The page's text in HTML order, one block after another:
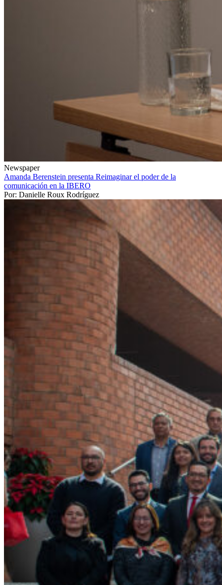
Newspaper
Amanda Berenstein presenta Reimaginar el poder de la
comunicación en la IBERO
Por: Danielle Roux Rodríguez